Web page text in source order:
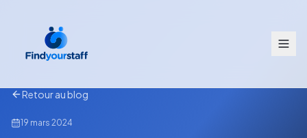
Retour au blog
19 mars 2024